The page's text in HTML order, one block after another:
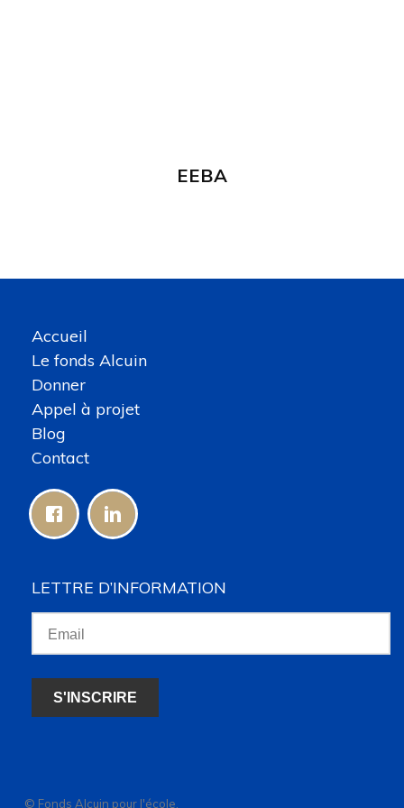
EEBA
Accueil
Le fonds Alcuin
Donner
Appel à projet
Blog
Contact
LETTRE D’INFORMATION
© Fonds Alcuin pour l'école,